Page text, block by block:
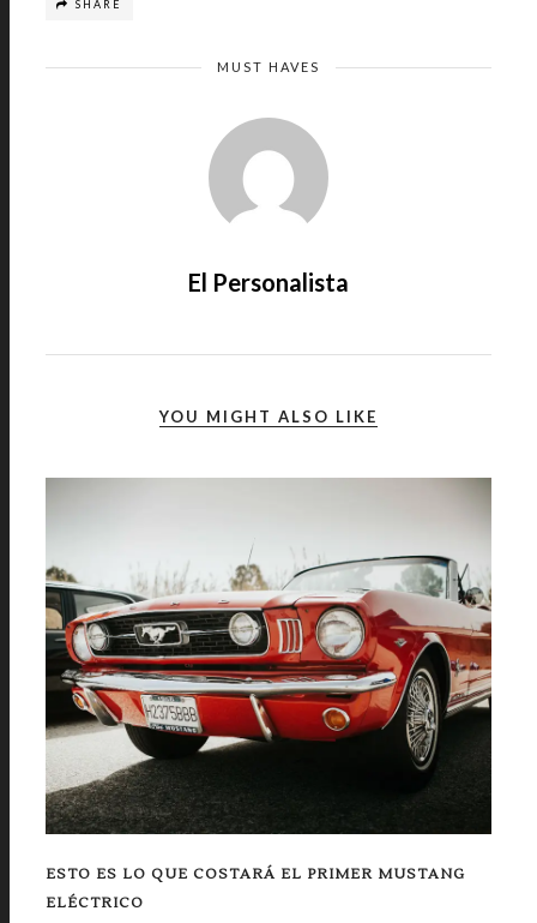
SHARE
MUST HAVES
El Personalista
YOU MIGHT ALSO LIKE
ESTO ES LO QUE COSTARÁ EL PRIMER MUSTANG
ELÉCTRICO